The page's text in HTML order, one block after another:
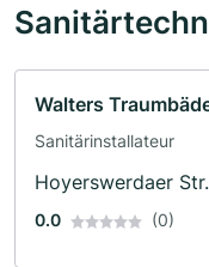
Walters
Sanitärinstallateur
Hoyerswerdaer
0.0 (0)